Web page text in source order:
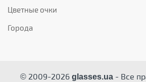
Цветные очки
Города
© 2009-2026glasses.ua- Все